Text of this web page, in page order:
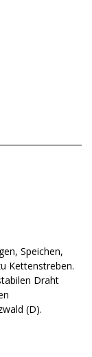
Speichen,
Kettenstreben.
Draht
(D).